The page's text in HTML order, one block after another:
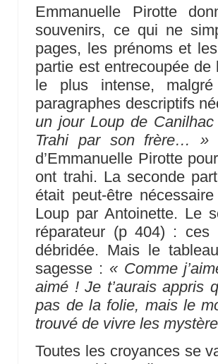
Emmanuelle Pirotte
souvenirs, ce qui ne
pages, les prénoms et
partie est entrecoupée de
le plus intense,
paragraphes descriptifs
un jour Loup de
Trahi par son frère… »(
d’Emmanuelle Pirotte
ont trahi. La seconde
était peut-être
Loup par Antoinette. Le
réparateur (p 404) : ces
débridée. Mais le
sagesse : « Comme
aimé ! Je t’aurais appris
pas de la folie, mais le
trouvé de vivre les
Toutes les croyances se